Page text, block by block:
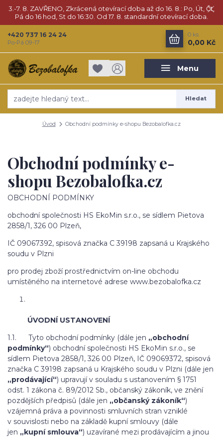
3.-7. 8. ZAVŘENO, Zkrácená otevírací doba až do 16. 8.: Po, Út, Čt,
Pá do 16 hod, St do 16:30. Od 17. 8. standardní otevírací doba.
Menu
Hledat
+420 737 16 24 24
Po-Pá 09-17
0 ks
0,00 Kč
Úvod Obchodní podmínky e-shopu Bezobalofka.cz
Obchodní podmínky e-
shopu Bezobalofka.cz
OBCHODNÍ PODMÍNKY
obchodní společnosti HS EkoMin s.r.o., se sídlem Pietova
2858/1, 326 00 Plzeň,
IČ 09067392, spisová značka C 39198 zapsaná u Krajského
soudu v Plzni
pro prodej zboží prostřednictvím on-line obchodu
umístěného na internetové adrese www.bezobalofka.cz
ÚVODNÍ USTANOVENÍ
1.1. Tyto obchodní podmínky (dále jen „obchodní
podmínky“) obchodní společnosti HS EkoMin s.r.o., se
sídlem Pietova 2858/1, 326 00 Plzeň, IČ 09069372, spisová
značka C 39198 zapsaná u Krajského soudu v Plzni (dále jen
„prodávající“) upravují v souladu s ustanovením § 1751
odst. 1 zákona č. 89/2012 Sb., občanský zákoník, ve znění
pozdějších předpisů (dále jen „občanský zákoník“)
vzájemná práva a povinnosti smluvních stran vzniklé
v souvislosti nebo na základě kupní smlouvy (dále
jen „kupní smlouva“) uzavírané mezi prodávajícím a jinou